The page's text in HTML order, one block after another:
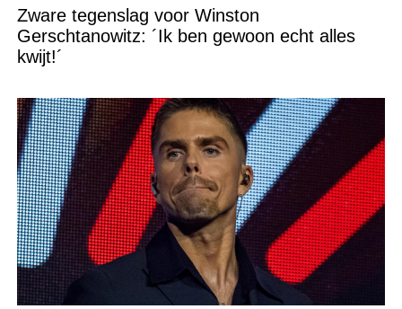
Zware tegenslag voor Winston
Gerschtanowitz: ´Ik ben gewoon echt alles
kwijt!´